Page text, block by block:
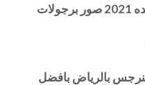
برجولات اشكال جديده 2021 صور برجولات
بالرياض بافضل